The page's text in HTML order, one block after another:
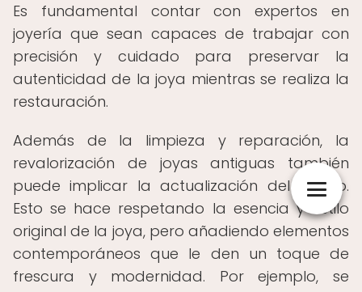
Es fundamental contar con expertos en
joyería que sean capaces de trabajar con
precisión y cuidado para preservar la
autenticidad de la joya mientras se realiza la
restauración.
Además de la limpieza y reparación, la
revalorización de joyas antiguas también
puede implicar la actualización del diseño.
Esto se hace respetando la esencia y estilo
original de la joya, pero añadiendo elementos
contemporáneos que le den un toque de
frescura y modernidad. Por ejemplo, se